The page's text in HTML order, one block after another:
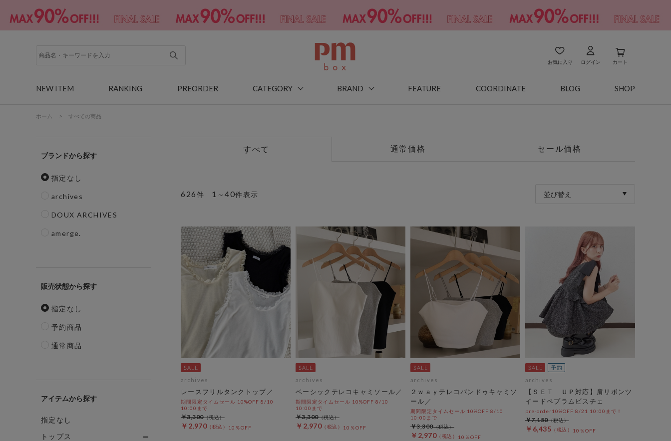
お気に入り ログイン カート
NEW ITEM RANKING PREORDER CATEGORY BRAND FEATURE COORDINATE BLOG SHOP
ホーム > すべての商品
ブランド
指定なし
archives
DOUX ARCHIVES
amerge.
販売状態
指定なし
予約商品
通常商品
アイテム
指定なし
トップス
すべて 通常価格 セール価格
626件 1 ～40件表示 並び替え
archives
レースフリルタンクトップ／
期間限定タイムセール 10%OFF 8/10
10:00まで
￥2,970 10％OFF
￥3,300
archives
ベーシックテレコキャミソール／
期間限定タイムセール 10%OFF 8/10
10:00まで
￥2,970 10％OFF
￥3,300
archives
２ｗａｙテレコバンドゥキャミソ
ール／
期間限定タイムセール 10%OFF 8/10
10:00まで
￥2,970 10％OFF
￥3,300
archives
【ＳＥＴ ＵＰ対応】肩リボンツ
イードペプラムビスチェ
pre-order10%OFF 8/21 10:00まで！
￥6,435 10％OFF
￥7,150